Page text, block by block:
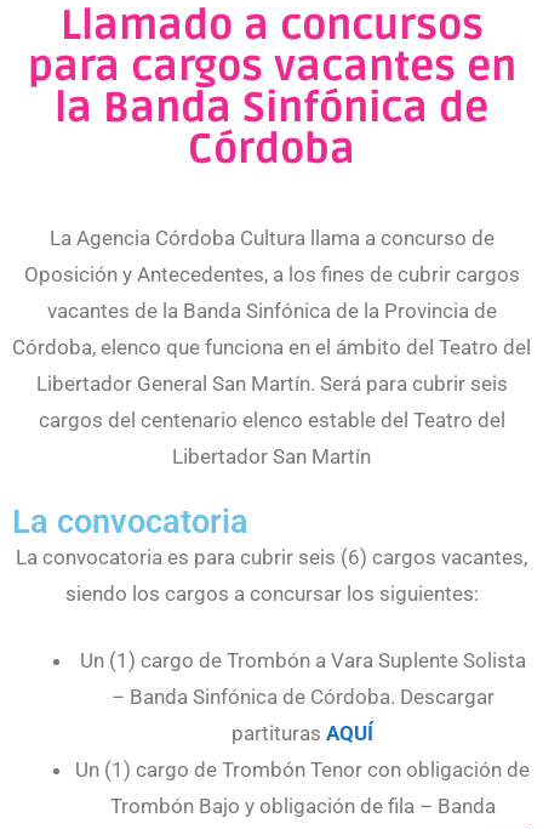
Llamado a concursos
para cargos vacantes en
la Banda Sinfónica de
Córdoba
La Agencia Córdoba Cultura llama a concurso de
Oposición y Antecedentes, a los fines de cubrir cargos
vacantes de la Banda Sinfónica de la Provincia de
Córdoba, elenco que funciona en el ámbito del Teatro del
Libertador General San Martín. Será para cubrir seis
cargos del centenario elenco estable del Teatro del
Libertador San Martín
La convocatoria
La convocatoria es para cubrir seis (6) cargos vacantes,
siendo los cargos a concursar los siguientes:
Un (1) cargo de Trombón a Vara Suplente Solista
– Banda Sinfónica de Córdoba. Descargar
partituras AQUÍ
Un (1) cargo de Trombón Tenor con obligación de
Trombón Bajo y obligación de fila – Banda